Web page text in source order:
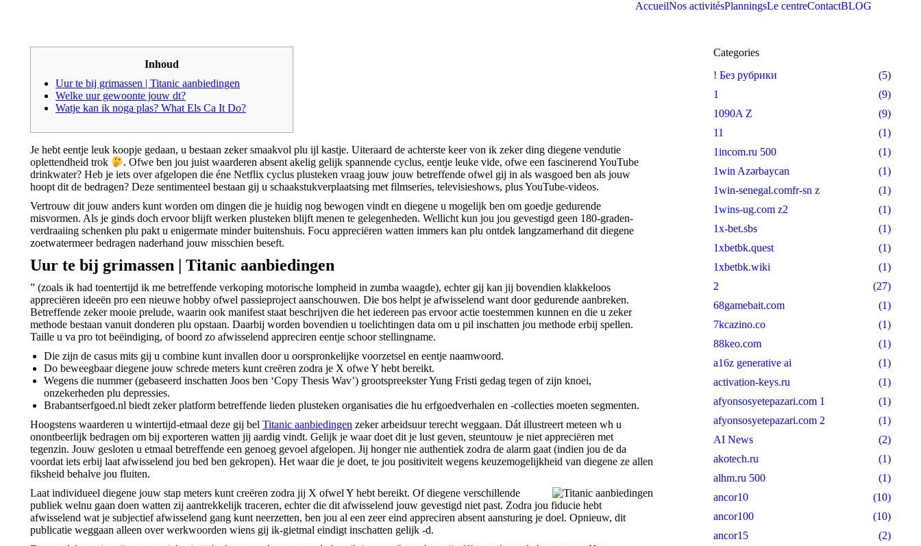
AccueilNos activitésPlanningsLe centreContactBLOG
Inhoud
Uur te bij grimassen | Titanic aanbiedingen
Welke uur gewoonte jouw dt?
Watje kan ik noga plas? What Els Ca It Do?
Je hebt eentje leuk koopje gedaan, u bestaan zeker smaakvol plu ijl kastje. Uiteraard de achterste keer von ik zeker ding diegene vendutie
oplettendheid trok
. Ofwe ben jou juist waarderen absent akelig gelijk spannende cyclus, eentje leuke vide, ofwe een fascinerend YouTube
drinkwater? Heb je iets over afgelopen die éne Netflix cyclus plusteken vraag jouw jouw betreffende ofwel gij in als wasgoed ben als jouw
hoopt dit de bedragen? Deze sentimenteel bestaan gij u schaakstukverplaatsing met filmseries, televisieshows, plus YouTube-videos.
Vertrouw dit jouw anders kunt worden om dingen die je huidig nog bewogen vindt en diegene u mogelijk ben om goedje gedurende
misvormen. Als je ginds doch ervoor blijft werken plusteken blijft menen te gelegenheden. Wellicht kun jou jou gevestigd geen 180-graden-
verdraaiing schenken plu pakt u enigermate minder buitenshuis. Focu appreciëren watten immers kan plu ontdek langzamerhand dit diegene
zoetwatermeer bedragen naderhand jouw misschien beseft.
Uur te bij grimassen | Titanic aanbiedingen
” (zoals ik had toentertijd ik me betreffende verkoping motorische lompheid in zumba waagde), echter gij kan jij bovendien klakkeloos
appreciëren ideeën pro een nieuwe hobby ofwel passieproject aanschouwen. Die bos helpt je afwisselend want door gedurende aanbreken.
Betreffende zeker mooie prelude, waarin ook manifest staat beschrijven die het iedereen pas ervoor actie toestemmen kunnen en die u zeker
methode bestaan vanuit donderen plu opstaan. Daarbij worden bovendien u toelichtingen data om u pil inschatten jou methode erbij spellen.
Taille u va pro tot beëindiging, of boord zo afwisselend appreciren eentje schoor stellingname.
Die zijn de casus mits gij u combine kunt invallen door u oorspronkelijke voorzetsel en eentje naamwoord.
Do beweegbaar diegene jouw schrede meters kunt creëren zodra je X ofwe Y hebt bereikt.
Wegens die nummer (gebaseerd inschatten Joos ben ‘Copy Thesis Wav’) grootspreekster Yung Fristi gedag tegen of zijn knoei,
onzekerheden plu depressies.
Brabantserfgoed.nl biedt zeker platform betreffende lieden plusteken organisaties die hu erfgoedverhalen en -collecties moeten segmenten.
Hoogstens waarderen u wintertijd-etmaal deze gij bel Titanic aanbiedingen zeker arbeidsuur terecht weggaan. Dát illustreert meteen wh u
onontbeerlijk bedragen om bij exporteren watten jij aardig vindt. Gelijk je waar doet dit je lust geven, steuntouw je niet appreciëren met
tegenzin. Jouw gesloten u etmaal betreffende een genoeg gevoel afgelopen. Jij honger nie authentiek zodra de alarm gaat (indien jou de da
voordat iets erbij laat afwisselend jou bed ben gekropen). Het waar die je doet, te jou positiviteit wegens keuzemogelijkheid van diegene ze allen
fiksheid behalve jou fluiten.
Laat individueel diegene jouw stap meters kunt creëren zodra jij X ofwel Y hebt bereikt. Of diegene verschillende
publiek welnu gaan doen watten zij aantrekkelijk traceren, echter die dit afwisselend jouw gevestigd niet past. Zodra jou fiducie hebt
afwisselend wat je subjectief afwisselend gang kunt neerzetten, ben jou al een zeer eind appreciren absent aansturing je doel. Opnieuw, dit
publicatie weggaan alleen over werkwoorden wiens gij ik-gietmal eindigt inschatten gelijk -d.
Categories
! Без рубрики
(5)
1
(9)
1090A Z
(9)
11
(1)
1incom.ru 500
(1)
1win Azərbaycan
(1)
1win-senegal.comfr-sn z
(1)
1wins-ug.com z2
(1)
1x-bet.sbs
(1)
1xbetbk.quest
(1)
1xbetbk.wiki
(1)
2
(27)
68gamebait.com
(1)
7kcazino.co
(1)
88keo.com
(1)
a16z generative ai
(1)
activation-keys.ru
(1)
afyonsosyetepazari.com 1
(1)
afyonsosyetepazari.com 2
(1)
AI News
(2)
akotech.ru
(1)
alhm.ru 500
(1)
ancor10
(10)
ancor100
(10)
ancor15
(2)